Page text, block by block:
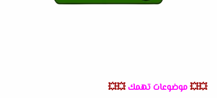
💥💥موضوعات تهمك 💥💥